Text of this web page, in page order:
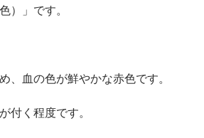
）」です。
、血の色が鮮やかな赤色です。
付く程度です。